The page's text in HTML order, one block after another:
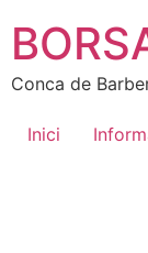
Conca de
Inici